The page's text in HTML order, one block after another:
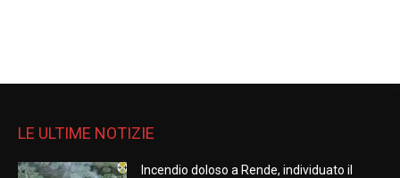
LE ULTIME NOTIZIE
Incendio doloso a Rende, individuato il